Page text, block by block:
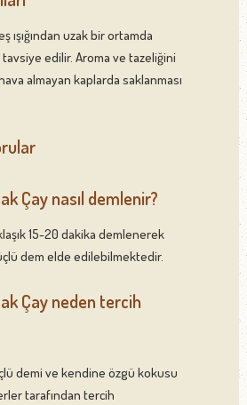
ışığından uzak bir ortamda
edilir. Aroma ve tazeliğini
almayan kaplarda saklanması
Çay nasıl demlenir?
15-20 dakika demlenerek
dem elde edilebilmektedir.
Çay neden tercih
demi ve kendine özgü kokusu
tarafından tercih